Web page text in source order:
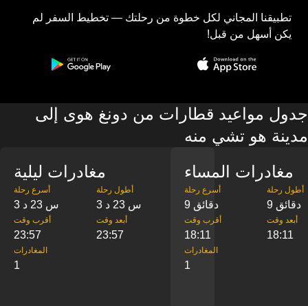
تطبيقنا المجاني لكل خطوة من رحلتك — تخطيط السفر لم
يكن أسهل من قبل!
جدول مواعيد قطارات من دونغ هوى إلى
مدينة هو تشي منه
مغادرات ليلية
‎أسرع رحلة
3 س 23 د
‎أطول رحلة
3 س 23 د
‎أقرب وقت
23:57
‎أبعد وقت
23:57
‎المغادرات
1
مغادرات المساء
‎أسرع رحلة
9 دقائق
‎أطول رحلة
9 دقائق
‎أقرب وقت
18:11
‎أبعد وقت
18:11
‎المغادرات
1